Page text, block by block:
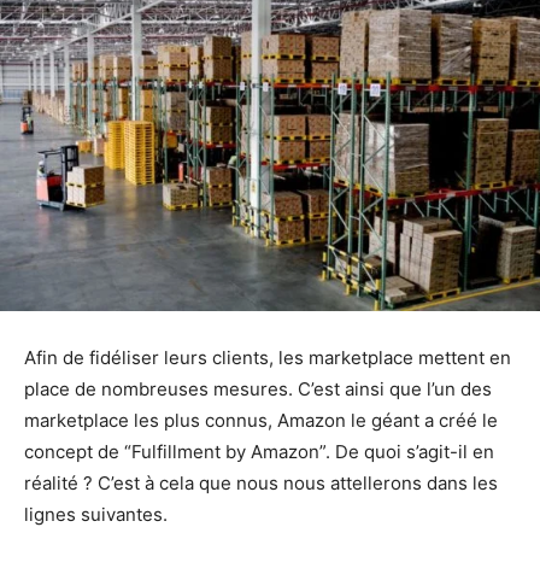
Afin de fidéliser leurs clients, les marketplace mettent en
place de nombreuses mesures. C’est ainsi que l’un des
marketplace les plus connus, Amazon le géant a créé le
concept de “Fulfillment by Amazon”. De quoi s’agit-il en
réalité ? C’est à cela que nous nous attellerons dans les
lignes suivantes.